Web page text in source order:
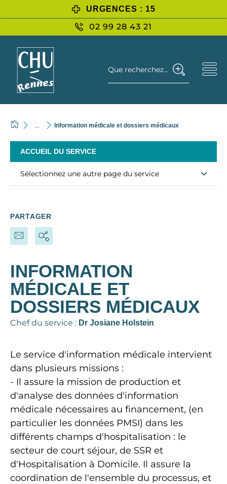
URGENCES : 15
02 99 28 43 21
Que recherchez-vous ?
... Information médicale et dossiers médicaux
ACCUEIL DU SERVICE
Sélectionnez une autre page du service
INFORMATION
MÉDICALE ET
DOSSIERS MÉDICAUX
Chef du service : Dr Josiane Holstein
Le service d'information médicale intervient
dans plusieurs missions :
- Il assure la mission de production et
d'analyse des données d'information
médicale nécessaires au financement, (en
particulier les données PMSI) dans les
différents champs d'hospitalisation : le
secteur de court séjour, de SSR et
d'Hospitalisation à Domicile. Il assure la
coordination de l'ensemble du processus, et
PARTAGER